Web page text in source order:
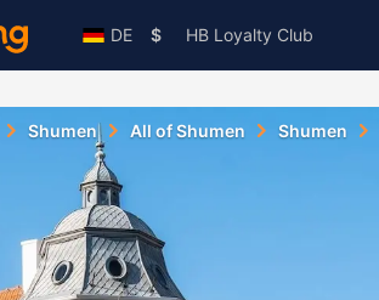
DE $ HB Loyalty Club
Shumen All of Shumen Shumen